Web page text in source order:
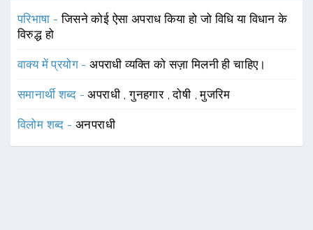
परिभाषा -जिसने कोई ऐसा अपराध किया हो जो विधि या विधान के
विरुद्ध हो
वाक्य में प्रयोग -अपराधी व्यक्ति को सज़ा मिलनी ही चाहिए।
समानार्थी शब्द -अपराधी ,गुनहगार ,दोषी ,मुजरिम
विलोम शब्द - अनपराधी